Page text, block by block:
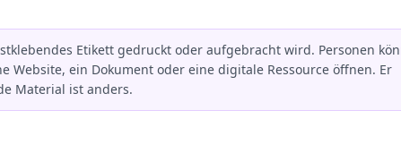
Etikett gedruckt oder aufgebracht wird. Personen
ein Dokument oder eine digitale Ressource öffnen. Er
Material ist anders.